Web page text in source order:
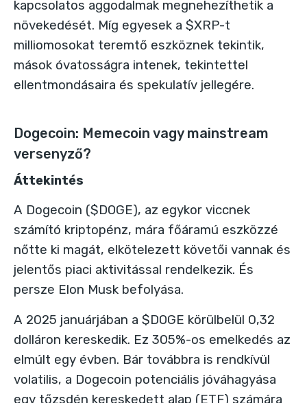
kapcsolatos aggodalmak megnehezíthetik a
növekedését. Míg egyesek a $XRP-t
milliomosokat teremtő eszköznek tekintik,
mások óvatosságra intenek, tekintettel
ellentmondásaira és spekulatív jellegére.
Dogecoin: Memecoin vagy mainstream
versenyző?
Áttekintés
A Dogecoin ($DOGE), az egykor viccnek
számító kriptopénz, mára főáramú eszközzé
nőtte ki magát, elkötelezett követői vannak és
jelentős piaci aktivitással rendelkezik. És
persze Elon Musk befolyása.
A 2025 januárjában a $DOGE körülbelül 0,32
dolláron kereskedik. Ez 305%-os emelkedés az
elmúlt egy évben. Bár továbbra is rendkívül
volatilis, a Dogecoin potenciális jóváhagyása
egy tőzsdén kereskedett alap (ETF) számára